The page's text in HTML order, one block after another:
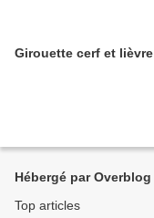
Girouette cerf et lièvre
Hébergé par Overblog
Top articles